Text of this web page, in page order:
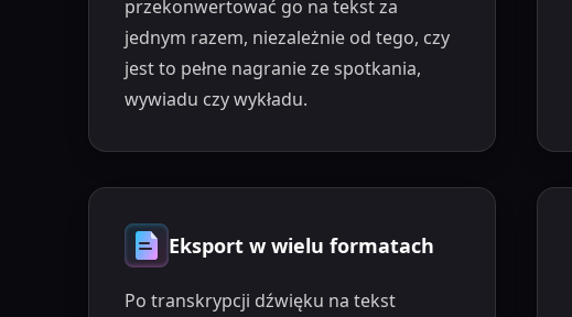
przekonwertować go na tekst za
jednym razem, niezależnie od tego, czy
jest to pełne nagranie ze spotkania,
wywiadu czy wykładu.
Eksport w wielu formatach
Po transkrypcji dźwięku na tekst